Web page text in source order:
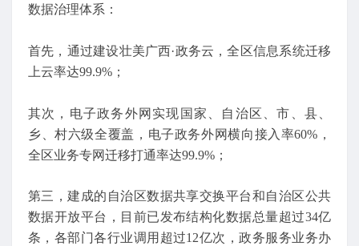
数据治理体系：
首先，通过建设壮美广西·政务云，全区信息系统迁移
上云率达99.9%；
其次，电子政务外网实现国家、自治区、市、县、
乡、村六级全覆盖，电子政务外网横向接入率60%，
全区业务专网迁移打通率达99.9%；
第三，建成的自治区数据共享交换平台和自治区公共
数据开放平台，目前已发布结构化数据总量超过34亿
条，各部门各行业调用超过12亿次，政务服务业务办